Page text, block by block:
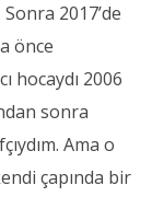
2017’de
önce
hocaydı 2006
sonra
Ama o
çapında bir